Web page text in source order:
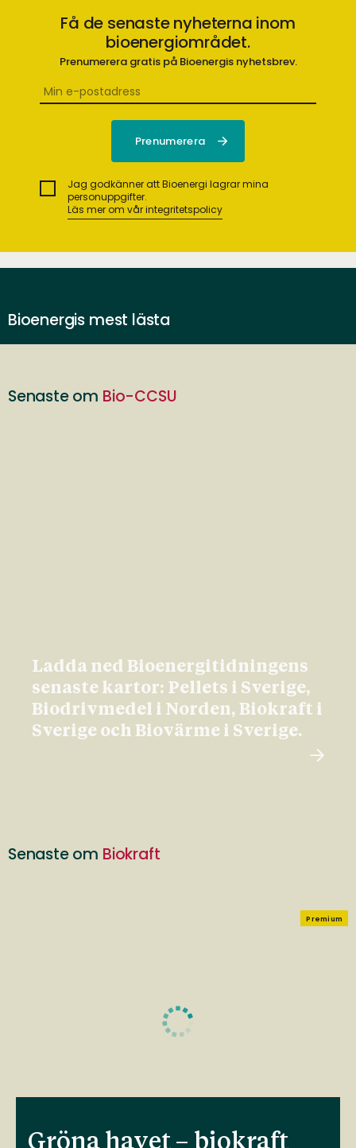
Få de senaste nyheterna inom
bioenergiområdet.
Prenumerera gratis på Bioenergis nyhetsbrev.
Jag godkänner att Bioenergi lagrar mina
personuppgifter.
Läs mer om vår integritetspolicy
Bioenergis mest lästa
Senaste om Bio-CCSU
Ladda ned Bioenergitidningens
senaste kartor: Pellets i Sverige,
Biodrivmedel i Norden, Biokraft i
Sverige och Biovärme i Sverige.
Senaste om Biokraft
Premium
Gröna havet – biokraft